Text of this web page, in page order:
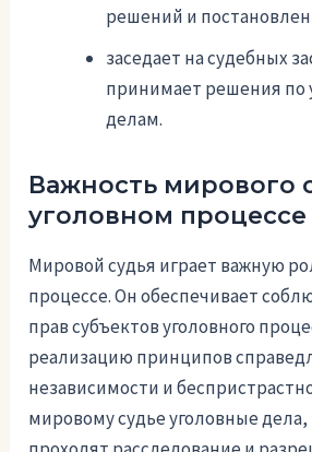
решений и
заседает на судебных
принимает решения по
делам.
Важность мирового
уголовном процессе
Мировой судья играет важную
процессе. Он обеспечивает
прав субъектов уголовного
реализацию принципов
независимости и
мировому судье уголовные